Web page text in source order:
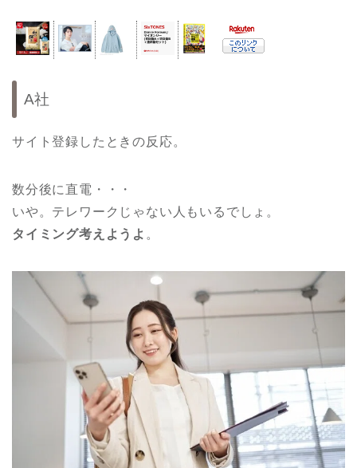
A社
サイト登録したときの反応。
数分後に直電・・・
いや。テレワークじゃない人もいるでしょ。
タイミング考えようよ 。